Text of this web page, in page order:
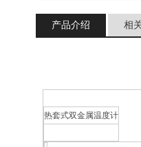
产品介绍 相
热套式双金属温度计